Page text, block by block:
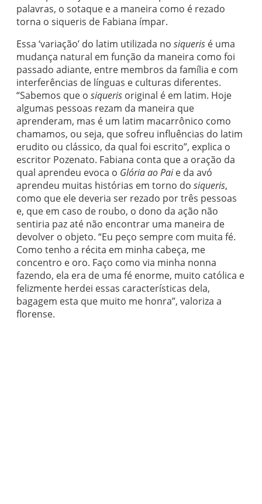
palavras, o sotaque e a maneira como é rezado
torna o siqueris de Fabiana ímpar.
Essa ‘variação’ do latim utilizada no siqueris é uma
mudança natural em função da maneira como foi
passado adiante, entre membros da família e com
interferências de línguas e culturas diferentes.
“Sabemos que o siqueris original é em latim. Hoje
algumas pessoas rezam da maneira que
aprenderam, mas é um latim macarrônico como
chamamos, ou seja, que sofreu influências do latim
erudito ou clássico, da qual foi escrito”, explica o
escritor Pozenato. Fabiana conta que a oração da
qual aprendeu evoca o Glória ao Paie da avó
aprendeu muitas histórias em torno do siqueris,
como que ele deveria ser rezado por três pessoas
e, que em caso de roubo, o dono da ação não
sentiria paz até não encontrar uma maneira de
devolver o objeto. “Eu peço sempre com muita fé.
Como tenho a récita em minha cabeça, me
concentro e oro. Faço como via minha nonna
fazendo, ela era de uma fé enorme, muito católica e
felizmente herdei essas características dela,
bagagem esta que muito me honra”, valoriza a
florense.